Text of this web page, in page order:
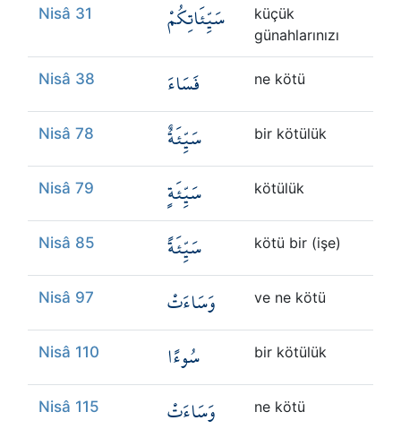
Nisâ 31 سَيِّئَاتِكُمْ
küçük
günahlarınızı
Nisâ 38 فَسَاءَ ne kötü
Nisâ 78 سَيِّئَةٌ bir kötülük
Nisâ 79 سَيِّئَةٍ kötülük
Nisâ 85 سَيِّئَةً kötü bir (işe)
Nisâ 97 وَسَاءَتْ ve ne kötü
Nisâ 110 سُوءًا bir kötülük
Nisâ 115 وَسَاءَتْ ne kötü